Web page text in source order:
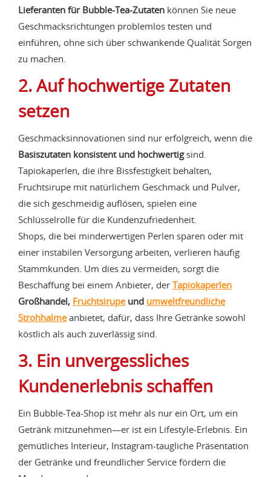
Lieferanten für Bubble-Tea-Zutaten können Sie neue
Geschmacksrichtungen problemlos testen und
einführen, ohne sich über schwankende Qualität Sorgen
zu machen.
2. Auf hochwertige Zutaten
setzen
Geschmacksinnovationen sind nur erfolgreich, wenn die
Basiszutaten konsistent und hochwertigsind.
Tapiokaperlen, die ihre Bissfestigkeit behalten,
Fruchtsirupe mit natürlichem Geschmack und Pulver,
die sich geschmeidig auflösen, spielen eine
Schlüsselrolle für die Kundenzufriedenheit.
Shops, die bei minderwertigen Perlen sparen oder mit
einer instabilen Versorgung arbeiten, verlieren häufig
Stammkunden. Um dies zu vermeiden, sorgt die
Beschaffung bei einem Anbieter, der Tapiokaperlen
Großhandel, Fruchtsirupeund umweltfreundliche
Strohhalmeanbietet, dafür, dass Ihre Getränke sowohl
köstlich als auch zuverlässig sind.
3. Ein unvergessliches
Kundenerlebnis schaffen
Ein Bubble-Tea-Shop ist mehr als nur ein Ort, um ein
Getränk mitzunehmen—er ist ein Lifestyle-Erlebnis. Ein
gemütliches Interieur, Instagram-taugliche Präsentation
der Getränke und freundlicher Service fördern die